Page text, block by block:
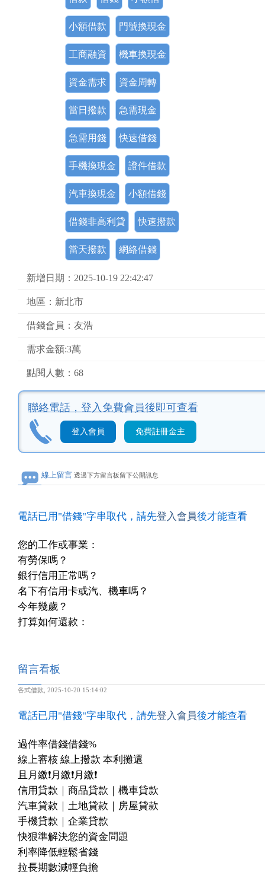
小額借款 門號換現金
工商融資 機車換現金
資金需求 資金周轉
當日撥款 急需現金
急需用錢 快速借錢
手機換現金 證件借款
汽車換現金 小額借錢
借錢非高利貸 快速撥款
當天撥款 網絡借錢
新增日期：2025-10-19 22:42:47
地區：新北市
借錢會員：友浩
需求金額:3萬
點閱人數：68
聯絡電話， 登入免費會員後即可查看
登入會員 免費註冊金主
線上留言 透過下方留言板留下公開訊息
電話已用"借錢"字串取代，請先登入會員後才能查看
您的工作或事業：
有勞保嗎？
銀行信用正常嗎？
名下有信用卡或汽、機車嗎？
今年幾歲？
打算如何還款：
留言看板
各式借款 2025-10-20 15:14:02
電話已用"借錢"字串取代，請先登入會員後才能查看
過件率借錢借錢%
線上審核 線上撥款 本利攤還
且月繳❗️月繳❗️月繳❗️
信用貸款｜商品貸款｜機車貸款
汽車貸款｜土地貸款｜房屋貸款
手機貸款｜企業貸款
快狠準解決您的資金問題
利率降低輕鬆省錢
拉長期數減輕負擔